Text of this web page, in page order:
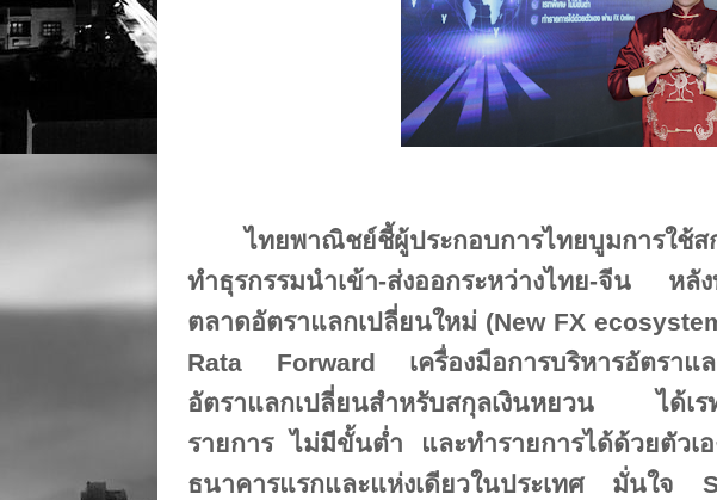
ไทยพาณิชย์ชี้ผู้ประกอบการไทยบูมการใช้ส
ทำธุรกรรมนำเข้า-ส่งออกระหว่างไทย-จีน หลังท
ตลาดอัตราแลกเปลี่ยนใหม่ (New FX
Rata Forward เครื่องมือการบริหารอัตราแ
อัตราแลกเปลี่ยนสำหรับสกุลเงินหยวน ได้เร
รายการ ไม่มีขั้นต่ำ และทำรายการได้ด้วยตัวเ
ธนาคารแรกและแห่งเดียวในประเทศ มั่นใจ